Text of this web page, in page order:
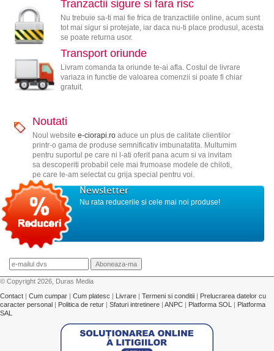
Tranzactii sigure si fara risc
Nu trebuie sa-ti mai fie frica de tranzactiile online, acum sunt
tot mai sigur si protejate, iar daca nu-ti place produsul, acesta
se poate returna usor.
Transport oriunde
Livram comanda ta oriunde te-ai afla. Costul de livrare
variaza in functie de valoarea comenzii si poate fi chiar
gratuit.
Noutati
Noul website e-ciorapi.roaduce un plus de calitate clientilor
printr-o gama de produse semnificativ imbunatatita. Multumim
pentru suportul pe care ni l-ati oferit pana acum si va invitam
sa descoperiti probabil cele mai frumoase modele de chiloti,
pe care le-am selectat cu grija special pentru voi.
Newsletter
Nu rata reducerile si cele mai noi produse!
© Copyright 2026, Duras Media
Contact
Cum cumpar Cum platesc Livrare Termeni si conditii
Prelucrarea datelor cu
caracter personal
Politica de retur Sfaturi intretinere ANPC Platforma SOL
Platforma
SAL